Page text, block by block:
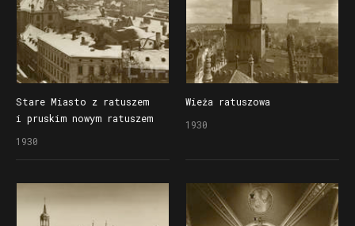
Stare Miasto z ratuszem
i pruskim nowym ratuszem
1930
Wieża ratuszowa
1930